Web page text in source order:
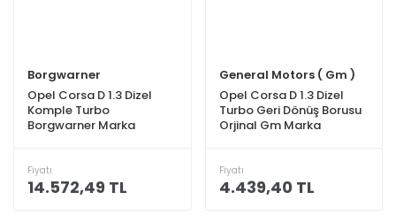
Borgwarner
Opel Corsa D 1.3 Dizel
Komple Turbo
Borgwarner Marka
Fiyatı
14.572,49 TL
General Motors ( Gm )
Opel Corsa D 1.3 Dizel
Turbo Geri Dönüş Borusu
Orjinal Gm Marka
Fiyatı
4.439,40 TL